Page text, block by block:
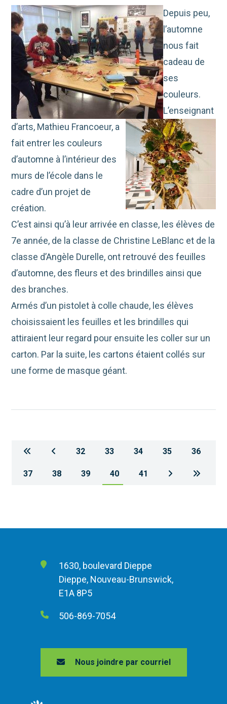
Depuis peu,
l’automne
nous fait
cadeau de
ses
couleurs.
L’enseignant
d’arts, Mathieu Francoeur, a
fait entrer les couleurs
d’automne à l’intérieur des
murs de l’école dans le
cadre d’un projet de
création.
C’est ainsi qu’à leur arrivée en classe, les élèves de
7e année, de la classe de Christine LeBlanc et de la
classe d’Angèle Durelle, ont retrouvé des feuilles
d’automne, des fleurs et des brindilles ainsi que
des branches.
Armés d’un pistolet à colle chaude, les élèves
choisissaient les feuilles et les brindilles qui
attiraient leur regard pour ensuite les coller sur un
carton. Par la suite, les cartons étaient collés sur
une forme de masque géant.
32 33 34 35 36
37 38 39 40 41
1630, boulevard Dieppe
Dieppe, Nouveau-Brunswick,
E1A 8P5
506-869-7054
Nous joindre par courriel